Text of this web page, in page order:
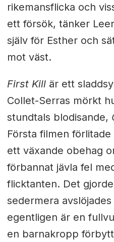
rikemansflicka och
ett försök, tänker
själv för Esther och
mot väst.
First Killär ett
Collet-Serras mörkt
stundtals blodisande,
Första filmen
ett växande obehag
förbannat jävla fel
flicktanten. Det
sedermera
egentligen är en
en barnakropp